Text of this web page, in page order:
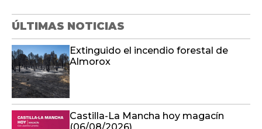
ÚLTIMAS NOTICIAS
Extinguido el incendio forestal de
Almorox
Castilla-La Mancha hoy magacín